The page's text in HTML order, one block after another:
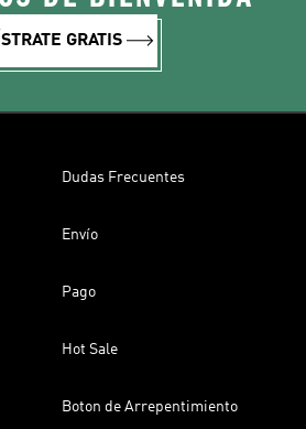
GRATIS
Dudas Frecuentes
Envío
Pago
Hot Sale
Boton de Arrepentimiento